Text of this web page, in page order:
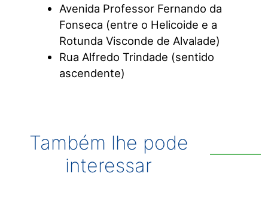
Avenida Professor Fernando da
Fonseca (entre o Helicoide e a
Rotunda Visconde de Alvalade)
Rua Alfredo Trindade (sentido
ascendente)
Também lhe pode
interessar